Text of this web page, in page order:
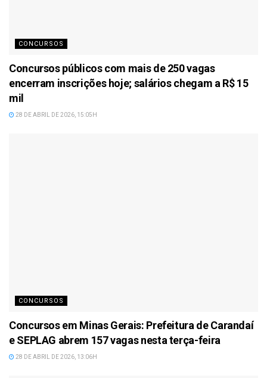
CONCURSOS
Concursos públicos com mais de 250 vagas
encerram inscrições hoje; salários chegam a R$ 15
mil
28 DE ABRIL DE 2026, 15:05H
CONCURSOS
Concursos em Minas Gerais: Prefeitura de Carandaí
e SEPLAG abrem 157 vagas nesta terça-feira
28 DE ABRIL DE 2026, 13:06H